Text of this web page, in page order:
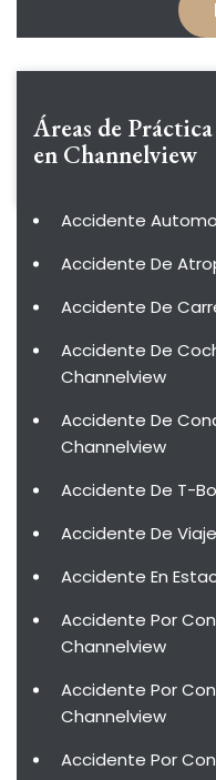
Áreas de
en Channelview
Accidente
Accidente De
Accidente De
Accidente De
Channelview
Accidente De
Channelview
Accidente De T-
Accidente De
Accidente En
Accidente Por
Channelview
Accidente Por
Channelview
Accidente Por